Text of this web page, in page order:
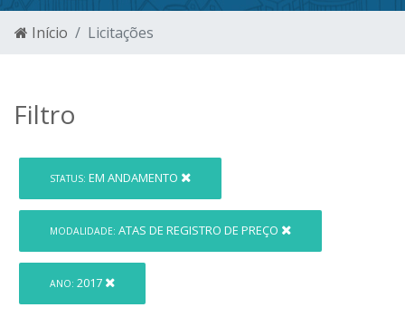
Início Licitações
Filtro
STATUS: EM ANDAMENTO
MODALIDADE: ATAS DE REGISTRO DE PREÇO
ANO: 2017